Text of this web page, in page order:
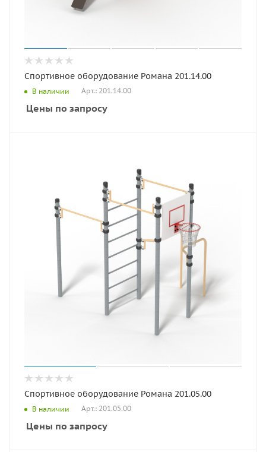
Спортивное оборудование Романа 201.14.00
В наличии Арт.: 201.14.00
Цены по запросу
Спортивное оборудование Романа 201.05.00
В наличии Арт.: 201.05.00
Цены по запросу